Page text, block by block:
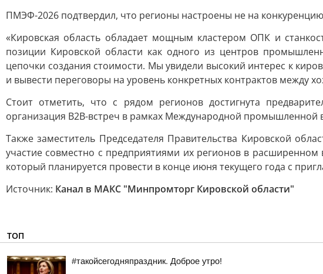
ПМЭФ-2026 подтвердил, что регионы настроены не на
«Кировская область обладает мощным кластером ОПК и
позиции Кировской области как одного из центров
цепочки создания стоимости. Мы увидели высокий интерес к
и вывести переговоры на уровень конкретных контрактов между
Стоит отметить, что с рядом регионов достигнута
организация В2В-встреч в рамках Международной
Также заместитель Председателя Правительства Кировской
участие совместно с предприятиями их регионов в
который планируется провести в конце июня текущего года с
Источник: Канал в МАКС "Минпромторг Кировской области"
ТОП
#такойсегодняпраздник. Доброе утро!